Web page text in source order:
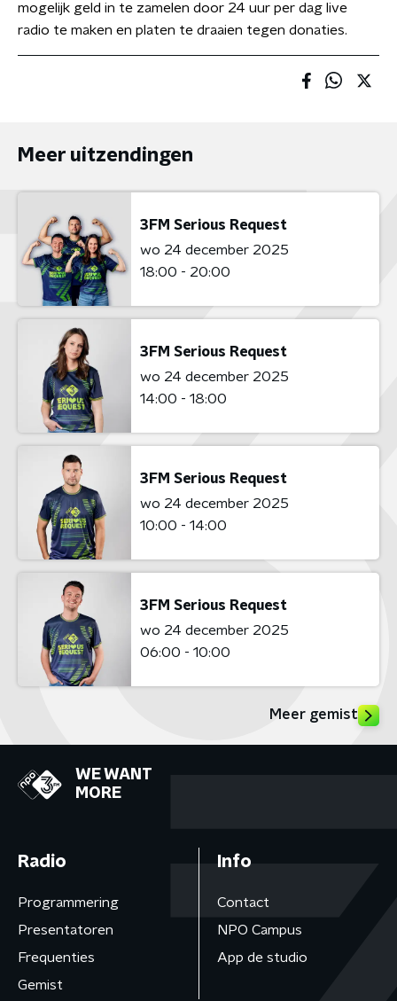
mogelijk geld in te zamelen door 24 uur per dag live
radio te maken en platen te draaien tegen donaties.
Meer uitzendingen
3FM Serious Request
wo 24 december 2025
18:00 - 20:00
3FM Serious Request
wo 24 december 2025
14:00 - 18:00
3FM Serious Request
wo 24 december 2025
10:00 - 14:00
3FM Serious Request
wo 24 december 2025
06:00 - 10:00
Meer gemist
WE WANT
MORE
Radio
Programmering
Presentatoren
Frequenties
Gemist
Info
Contact
NPO Campus
App de studio